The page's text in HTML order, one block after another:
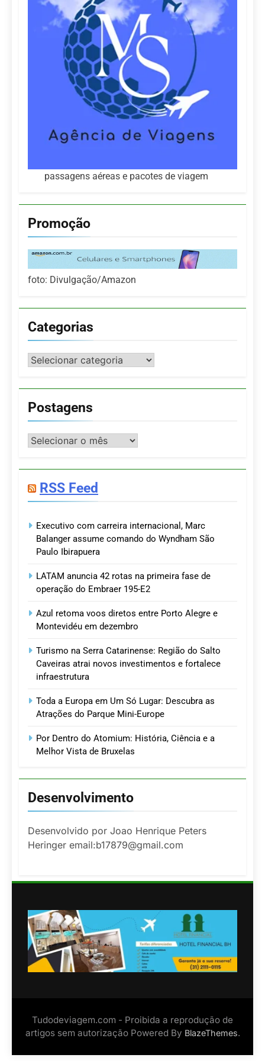
passagens aéreas e pacotes de viagem
Promoção
foto: Divulgação/Amazon
Categorias
Categorias
Postagens
Postagens
RSS Feed
Executivo com carreira internacional, Marc
Balanger assume comando do Wyndham São
Paulo Ibirapuera
LATAM anuncia 42 rotas na primeira fase de
operação do Embraer 195-E2
Azul retoma voos diretos entre Porto Alegre e
Montevidéu em dezembro
Turismo na Serra Catarinense: Região do Salto
Caveiras atrai novos investimentos e fortalece
infraestrutura
Toda a Europa em Um Só Lugar: Descubra as
Atrações do Parque Mini-Europe
Por Dentro do Atomium: História, Ciência e a
Melhor Vista de Bruxelas
Desenvolvimento
Desenvolvido por Joao Henrique Peters
Heringer email:b17879@gmail.com
Tudodeviagem.com - Proibida a reprodução de
artigos sem autorização Powered By BlazeThemes.